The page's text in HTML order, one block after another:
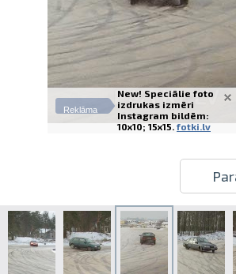
Reklāma
New! Speciālie foto
izdrukas izmēri
Instagram bildēm:
10x10; 15x15. fotki.lv